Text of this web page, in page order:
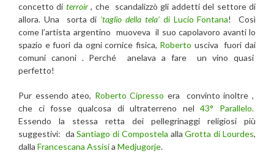
concetto di terroir, che scandalizzò gli addetti del settore di
allora. Una sorta di ‘taglio della tela’di Lucio Fontana! Così
comel’artista argentino muoveva il suo capolavoro avanti lo
spazio e fuori da ogni cornice fisica, Roberto usciva fuori dai
comuni canoni . Perché anelava a fare un vino quasi
perfetto!
Pur essendo ateo, Roberto Cipresso era convinto inoltre ,
che ci fosse qualcosa di ultraterreno nel43° Parallelo.
Essendo la stessa retta dei pellegrinaggi religiosi più
suggestivi: daSantiago di Compostela allaGrotta di Lourdes,
dalla Francescana Assisia Medjugorje.